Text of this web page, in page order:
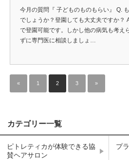
今月の質問『 子どものものもらい』 Q.
でしょうか？登園しても大丈夫ですか？
で登園可能です。しかし他の病気も考え
ずに専門医に相談しましょ…
« 1 2 3 »
カテゴリー一覧
ピトレティカが体験できる協
賛ヘアサロン
プ